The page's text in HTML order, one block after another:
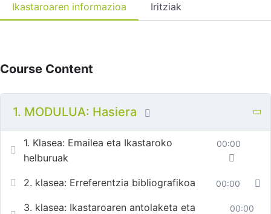
Ikastaroaren informazioa Iritziak
Course Content
1. MODULUA: Hasiera
1. Klasea: Emailea eta Ikastaroko
helburuak
00:00
2. klasea: Erreferentzia bibliografikoa 00:00
3. klasea: Ikastaroaren antolaketa eta
00:00